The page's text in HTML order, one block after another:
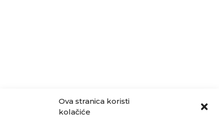
Ova stranica koristi
kolačiće